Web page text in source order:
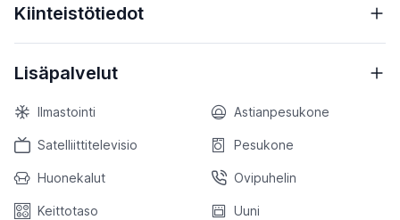
Kiinteistötiedot
Lisäpalvelut
Ilmastointi Astianpesukone
Satelliittitelevisio Pesukone
Huonekalut Ovipuhelin
Keittotaso Uuni